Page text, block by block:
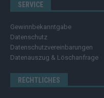
SERVICE
Gewinnbekanntgabe
Datenschutz
Datenschutzvereinbarungen
Datenauszug & Löschanfrage
RECHTLICHES